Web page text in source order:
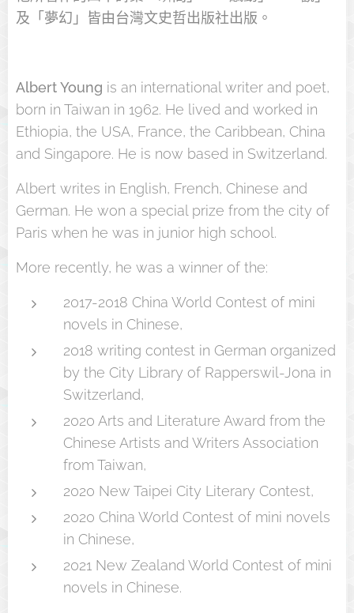
及「夢幻」皆由台灣文史哲出版社出版。
Albert Young is an international writer and poet,
born in Taiwan in 1962. He lived and worked in
Ethiopia, the USA, France, the Caribbean, China
and Singapore. He is now based in Switzerland.
Albert writes in English, French, Chinese and
German. He won a special prize from the city of
Paris when he was in junior high school.
More recently, he was a winner of the:
2017-2018 China World Contest of mini
novels in Chinese,
2018 writing contest in German organized
by the City Library of Rapperswil-Jona in
Switzerland,
2020 Arts and Literature Award from the
Chinese Artists and Writers Association
from Taiwan,
2020 New Taipei City Literary Contest,
2020 China World Contest of mini novels
in Chinese,
2021 New Zealand World Contest of mini
novels in Chinese.